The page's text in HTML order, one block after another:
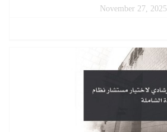
November 27, 2025